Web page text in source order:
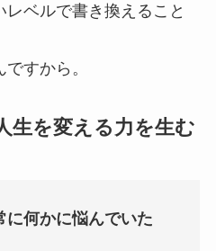
ベルで書き換えること
すから。
生を変える力を生む
に何かに悩んでいた